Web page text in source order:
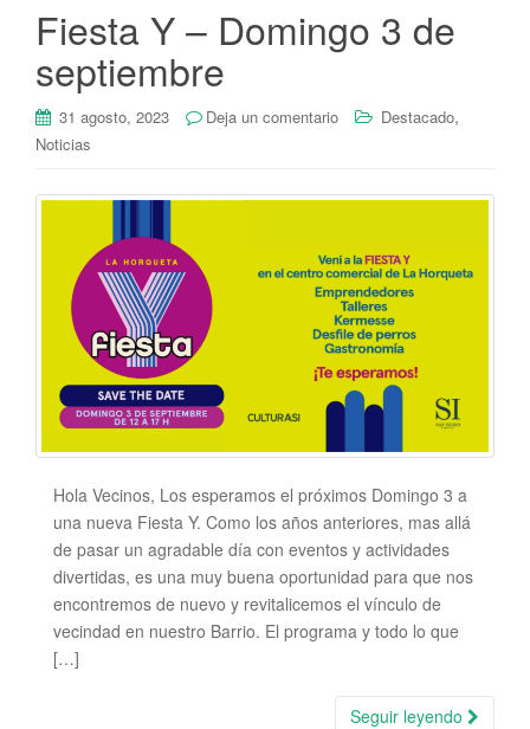
Fiesta Y – Domingo 3 de
septiembre
31 agosto, 2023 Deja un comentario Destacado,
Noticias
Hola Vecinos, Los esperamos el próximos Domingo 3 a
una nueva Fiesta Y. Como los años anteriores, mas allá
de pasar un agradable día con eventos y actividades
divertidas, es una muy buena oportunidad para que nos
encontremos de nuevo y revitalicemos el vínculo de
vecindad en nuestro Barrio. El programa y todo lo que
[…]
Seguir leyendo